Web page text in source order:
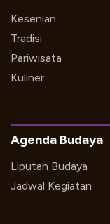
Kesenian
Tradisi
Pariwisata
Kuliner
Agenda Budaya
Liputan Budaya
Jadwal Kegiatan